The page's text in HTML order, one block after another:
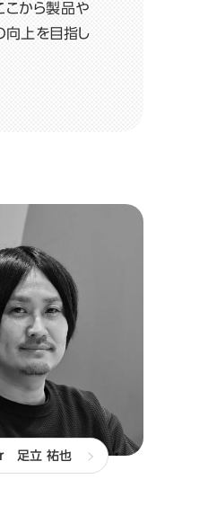
こから製品や
向上を目指し
足立 祐也